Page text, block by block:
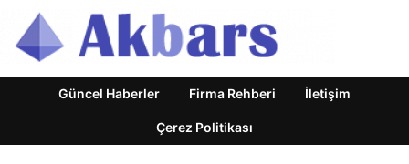
Güncel Haberler Firma Rehberi İletişim
Çerez Politikası